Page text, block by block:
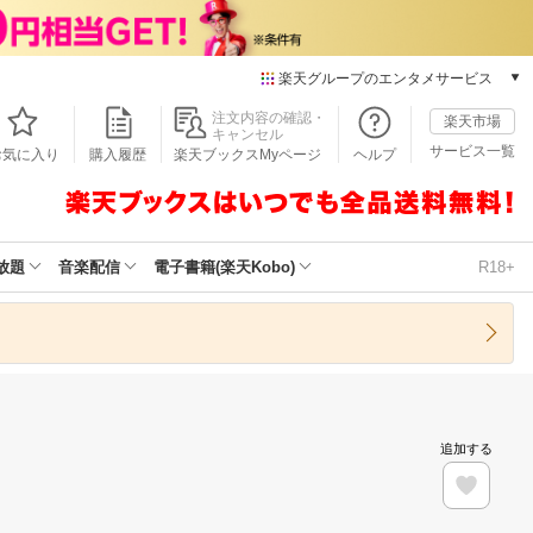
楽天グループのエンタメサービス
本/ゲーム/CD/DVD
楽天ブックス
楽天Kobo
楽天ミュージック
楽天TV
気に入り 購入履歴
注文内容の確認・
キャンセル
楽天ブックスMyページ
ヘルプ
楽天市場
サービス一覧
題 音楽配信 電子書籍(楽天Kobo) R18+
追加する